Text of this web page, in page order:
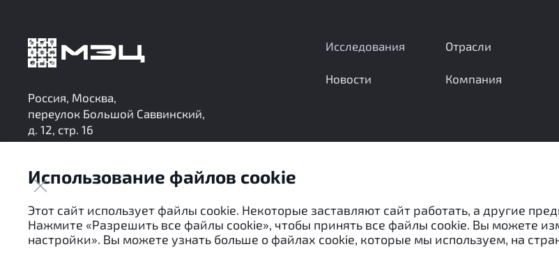
Россия, Москва,
переулок Большой Саввинский,
д. 12, стр. 16
research@mec-analytics.ru
Исследования
Новости
Отрасли
Компания
Использование файлов cookie
Этот сайт использует файлы cookie. Некоторые заставляют сайт работать, а другие
Нажмите «Разрешить все файлы cookie», чтобы принять все файлы cookie. Вы можете
настройки». Вы можете узнать больше о файлах cookie, которые мы используем, на